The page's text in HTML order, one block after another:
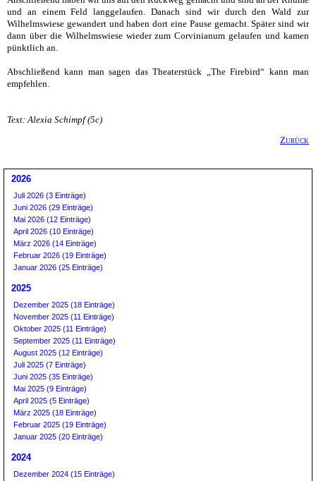
und an einem Feld langgelaufen. Danach sind wir durch den Wald zur
Wilhelmswiese gewandert und haben dort eine Pause gemacht. Später sind wir
dann über die Wilhelmswiese wieder zum Corvinianum gelaufen und kamen
pünktlich an.
Abschließend kann man sagen das Theaterstück „The Firebird“ kann man
empfehlen.
Text: Alexia Schimpf (5c)
Zurück
2026
Juli 2026 (3 Einträge)
Juni 2026 (29 Einträge)
Mai 2026 (12 Einträge)
April 2026 (10 Einträge)
März 2026 (14 Einträge)
Februar 2026 (19 Einträge)
Januar 2026 (25 Einträge)
2025
Dezember 2025 (18 Einträge)
November 2025 (11 Einträge)
Oktober 2025 (11 Einträge)
September 2025 (11 Einträge)
August 2025 (12 Einträge)
Juli 2025 (7 Einträge)
Juni 2025 (35 Einträge)
Mai 2025 (9 Einträge)
April 2025 (5 Einträge)
März 2025 (18 Einträge)
Februar 2025 (19 Einträge)
Januar 2025 (20 Einträge)
2024
Dezember 2024 (15 Einträge)